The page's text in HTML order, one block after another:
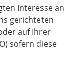
Interesse an
gerichteten
auf Ihrer
sofern diese